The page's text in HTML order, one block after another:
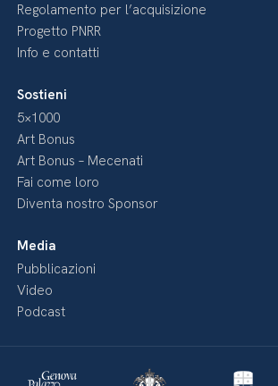
Regolamento per l’acquisizione
Progetto PNRR
Info e contatti
Sostieni
5×1000
Art Bonus
Art Bonus – Mecenati
Fai come loro
Diventa nostro Sponsor
Media
Pubblicazioni
Video
Podcast